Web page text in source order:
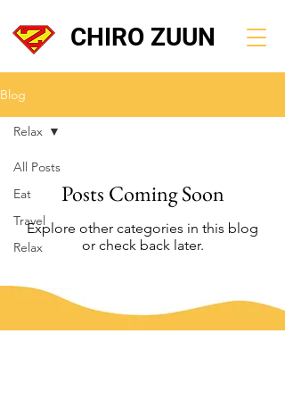
CHIRO ZUUN
Blog
All Posts
Eat
Travel
Relax
Relax
Posts Coming Soon
Explore other categories in this blog
or check back later.